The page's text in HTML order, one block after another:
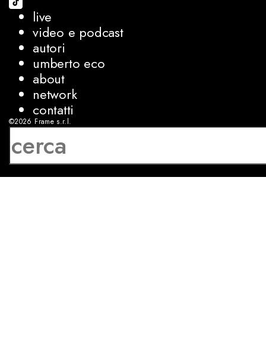
live
video e podcast
autori
umberto eco
about
network
contatti
©2026 Frame s.r.l.
P.IVA 08927250962
sviluppo:Luca Bunino